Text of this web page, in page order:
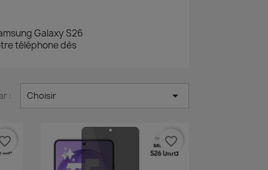
Galaxy S26
téléphone dès
: Choisir 
favorite_border